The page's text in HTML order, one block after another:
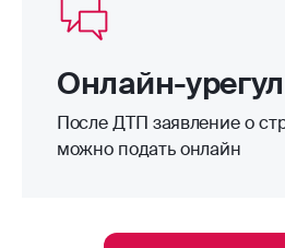
Онлайн-
После ДТП заявление о
можно подать онлайн